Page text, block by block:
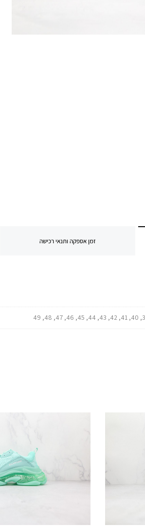
זמן אספקה ותנאי רכישה